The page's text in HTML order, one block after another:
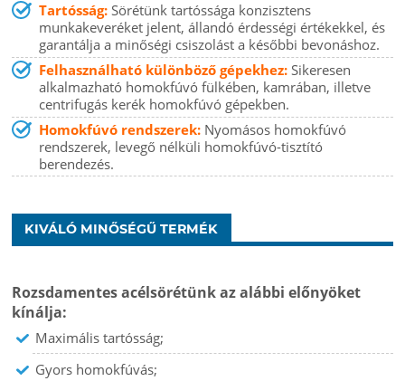
Tartósság:Sörétünk tartóssága konzisztens
munkakeveréket jelent, állandó érdességi értékekkel, és
garantálja a minőségi csiszolást a későbbi bevonáshoz.
Felhasználható különböző gépekhez:Sikeresen
alkalmazható homokfúvó fülkében, kamrában, illetve
centrifugás kerék homokfúvó gépekben.
Homokfúvó rendszerek:Nyomásos homokfúvó
rendszerek, levegő nélküli homokfúvó-tisztító
berendezés.
KIVÁLÓ MINŐSÉGŰ TERMÉK
Rozsdamentes acélsörétünk az alábbi előnyöket
kínálja:
Maximális tartósság;
Gyors homokfúvás;